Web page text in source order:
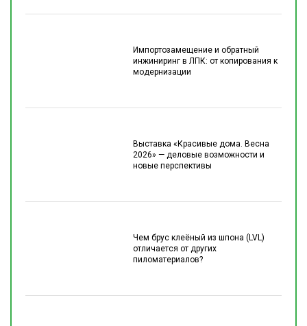
Импортозамещение и обратный
инжиниринг в ЛПК: от копирования к
модернизации
Выставка «Красивые дома. Весна
2026» — деловые возможности и
новые перспективы
Чем брус клеёный из шпона (LVL)
отличается от других
пиломатериалов?